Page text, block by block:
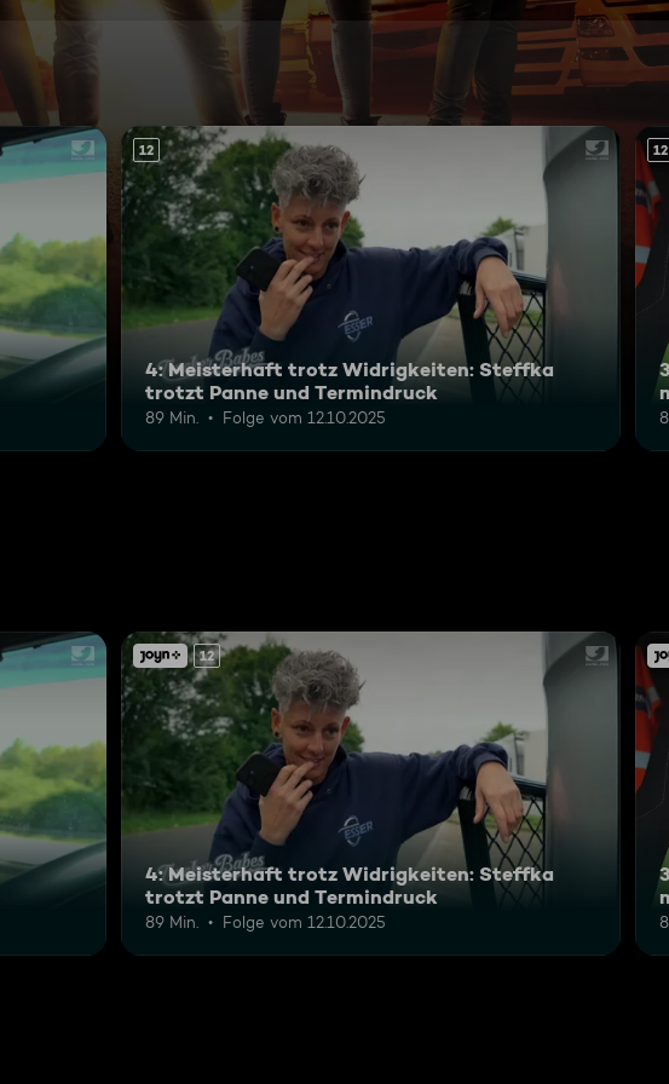
12
4: Meisterhaft trotz Widrigkeiten: Steffka
trotzt Panne und Termindruck
89 Min. Folge vom 12.10.2025
12
12
4: Meisterhaft trotz Widrigkeiten: Steffka
trotzt Panne und Termindruck
89 Min. Folge vom 12.10.2025